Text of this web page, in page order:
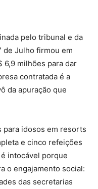
pelo tribunal e da
de Julho firmou em
6,9 milhões para dar
contratada é a
da apuração que
para idosos em resorts
e cinco refeições
intocável porque
o engajamento social:
das secretarias